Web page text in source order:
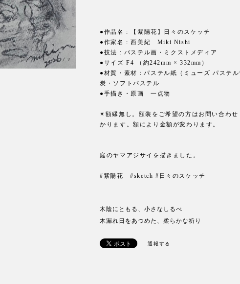
1/2
●作品名 : 【紫陽花】日々のスケッチ
●作家名 : 西美紀 Miki Nishi
●技法 : パステル画・ミクストメディア
●サイズ F4 （約242mm × 332mm）
●材質・素材：パステル紙（ミューズ パステ
炭・ソフトパステル
●手描き・原画 一点物
✴︎額縁無し。額装をご希望の方はお問い合わ
かります。額により金額が変わります。
庭のヤマアジサイを描きました。
#紫陽花 #sketch #日々のスケッチ
木陰にともる、小さなしるべ
木漏れ日をあつめた、柔らかな祈り
通報する